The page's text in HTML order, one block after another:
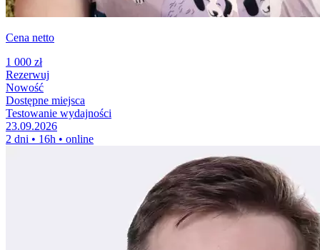
Cena netto
1 000 zł
Rezerwuj
Nowość
Dostępne miejsca
Testowanie wydajności
23.09.2026
2 dni • 16h • online